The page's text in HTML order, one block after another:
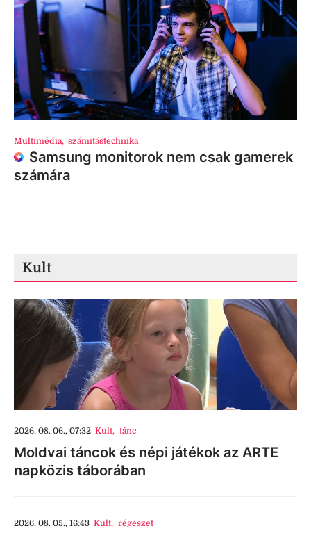
Multimédia, számítástechnika
Samsung monitorok nem csak gamerek
számára
Kult
2026. 08. 06., 07:32 Kult, tánc
Moldvai táncok és népi játékok az ARTE
napközis táborában
2026. 08. 05., 16:43 Kult, régészet